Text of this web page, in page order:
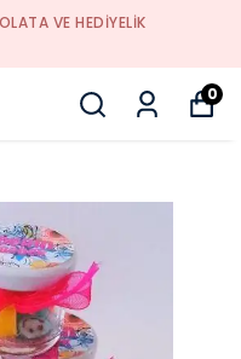
VE HEDIYELIK
0